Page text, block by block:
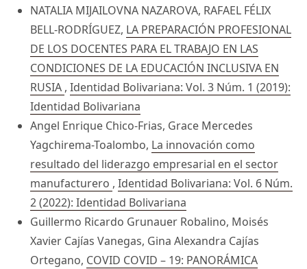
NATALIA MIJAILOVNA NAZAROVA, RAFAEL FÉLIX
BELL-RODRÍGUEZ, LA PREPARACIÓN PROFESIONAL
DE LOS DOCENTES PARA EL TRABAJO EN LAS
CONDICIONES DE LA EDUCACIÓN INCLUSIVA EN
RUSIA , Identidad Bolivariana: Vol. 3 Núm. 1 (2019):
Identidad Bolivariana
Angel Enrique Chico-Frias, Grace Mercedes
Yagchirema-Toalombo, La innovación como
resultado del liderazgo empresarial en el sector
manufacturero , Identidad Bolivariana: Vol. 6 Núm.
2 (2022): Identidad Bolivariana
Guillermo Ricardo Grunauer Robalino, Moisés
Xavier Cajías Vanegas, Gina Alexandra Cajías
Ortegano, COVID COVID – 19: PANORÁMICA